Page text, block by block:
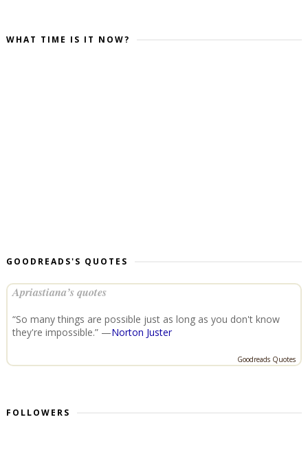
WHAT TIME IS IT NOW?
GOODREADS'S QUOTES
Apriastiana’s quotes
“So many things are possible just as long as you don't know
they're impossible.” —Norton Juster
Goodreads Quotes
FOLLOWERS